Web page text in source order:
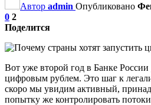
Автор admin Опубликовано
0 2
Поделится
Вот уже второй год в Банке России
цифровым рублем. Это шаг к
скоро мы увидим активный,
попытку же контролировать